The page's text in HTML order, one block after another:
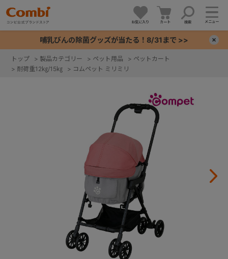
お気に入り カート 検索 メニュー
哺乳びんの除菌グッズが当たる！8/31まで >>
トップ > 製品カテゴリー > ペット用品 > ペットカート
> 耐荷重12㎏/15㎏ > コムペット ミリミリ